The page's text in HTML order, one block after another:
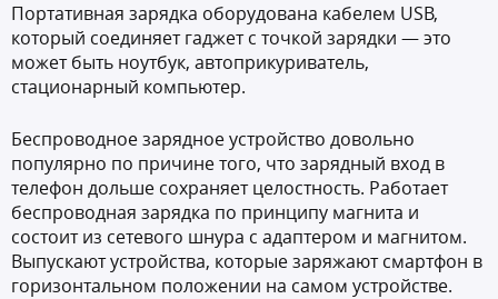
Портативная зарядка оборудована кабелем USB,
который соединяет гаджет с точкой зарядки — это
может быть ноутбук, автоприкуриватель,
стационарный компьютер.
Беспроводное зарядное устройство довольно
популярно по причине того, что зарядный вход в
телефон дольше сохраняет целостность. Работает
беспроводная зарядка по принципу магнита и
состоит из сетевого шнура с адаптером и магнитом.
Выпускают устройства, которые заряжают смартфон в
горизонтальном положении на самом устройстве.